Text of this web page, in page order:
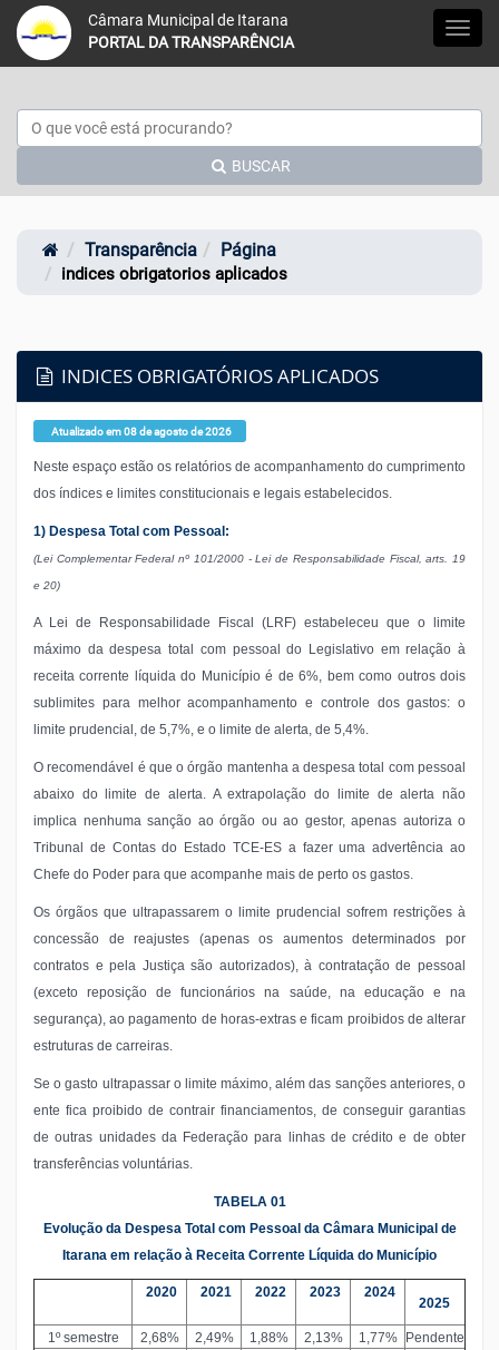
Acessar página inicial do site
Acessar o mapa do site
Ação para aumentar tamanho da fonte do site
Ação para diminuir tamanho da fonte do site
Ação para aplicar auto contraste no site
Acessar página sobre acessibilidade do
Acessar página sobre NVDA -
Acessar página sobre
Acessar Webmail
Acessar Intranet
MENU
Câmara Municipal de Itarana
PORTAL DA TRANSPARÊNCIA
BUSCAR
Transparência Página
indices obrigatorios aplicados
INDICES OBRIGATÓRIOS APLICADOS
Atualizado em 08 de agosto de 2026
Neste espaço estão os relatórios de acompanhamento do cumprimento
dos índices e limites constitucionais e legais estabelecidos.
1) Despesa Total com Pessoal:
(Lei Complementar Federal nº 101/2000 - Lei de Responsabilidade Fiscal, arts. 19
e 20)
A Lei de Responsabilidade Fiscal (LRF) estabeleceu que o limite
máximo da despesa total com pessoal do Legislativo em relação à
receita corrente líquida do Município é de 6%, bem como outros dois
sublimites para melhor acompanhamento e controle dos gastos: o
limite prudencial, de 5,7%, e o limite de alerta, de 5,4%.
O recomendável é que o órgão mantenha a despesa total com pessoal
abaixo do limite de alerta. A extrapolação do limite de alerta não
implica nenhuma sanção ao órgão ou ao gestor, apenas autoriza o
Tribunal de Contas do Estado TCE-ES a fazer uma advertência ao
Chefe do Poder para que acompanhe mais de perto os gastos.
Os órgãos que ultrapassarem o limite prudencial sofrem restrições à
concessão de reajustes (apenas os aumentos determinados por
contratos e pela Justiça são autorizados), à contratação de pessoal
(exceto reposição de funcionários na saúde, na educação e na
segurança), ao pagamento de horas-extras e ficam proibidos de alterar
estruturas de carreiras.
Se o gasto ultrapassar o limite máximo, além das sanções anteriores, o
ente fica proibido de contrair financiamentos, de conseguir garantias
de outras unidades da Federação para linhas de crédito e de obter
transferências voluntárias.
TABELA 01
Evolução da Despesa Total com Pessoal da Câmara Municipal de
Itarana em relação à Receita Corrente Líquida do Município
2020 2021 2022 2023 2024
2025
1º semestre 2,68% 2,49% 1,88% 2,13% 1,77%
Pendente